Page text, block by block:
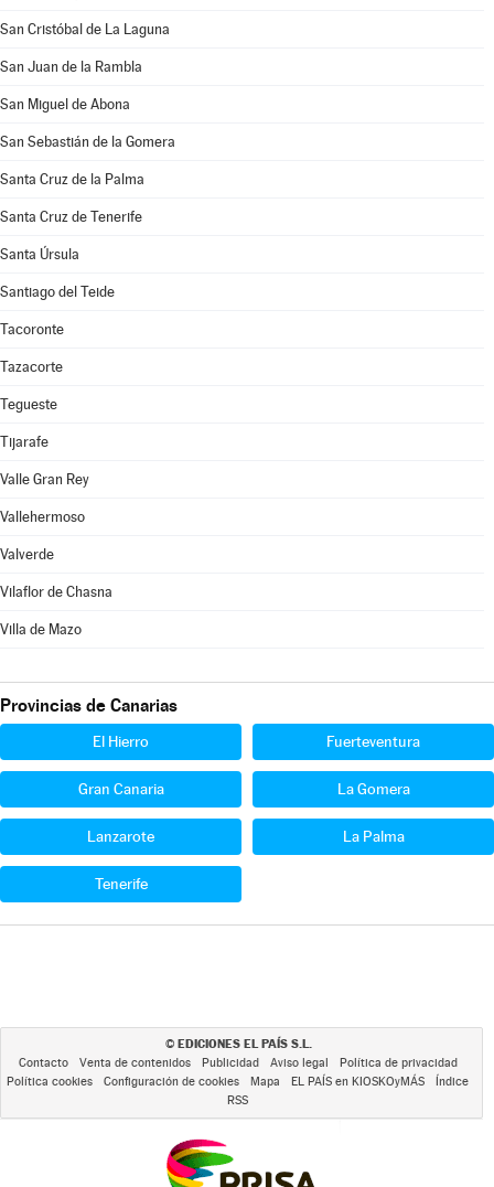
San Cristóbal de La Laguna
San Juan de la Rambla
San Miguel de Abona
San Sebastián de la Gomera
Santa Cruz de la Palma
Santa Cruz de Tenerife
Santa Úrsula
Santiago del Teide
Tacoronte
Tazacorte
Tegueste
Tijarafe
Valle Gran Rey
Vallehermoso
Valverde
Vilaflor de Chasna
Villa de Mazo
Provincias de Canarias
El Hierro Fuerteventura
Gran Canaria La Gomera
Lanzarote La Palma
Tenerife
© EDICIONES EL PAÍS S.L.
Contacto Venta de contenidos Publicidad Aviso legal
Política de privacidad
Política cookies
Configuración de cookies Mapa EL PAÍS en KIOSKOyMÁS
Índice
RSS